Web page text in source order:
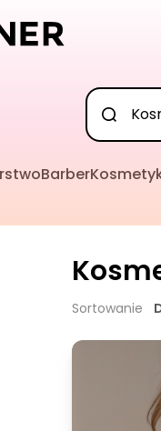
Barber
Sortowanie